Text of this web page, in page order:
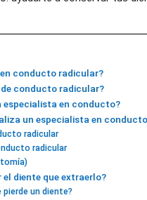
conducto radicular?
conducto radicular?
especialista en conducto?
un especialista en
radicular
radicular
el diente que extraerlo?
pierde un diente?